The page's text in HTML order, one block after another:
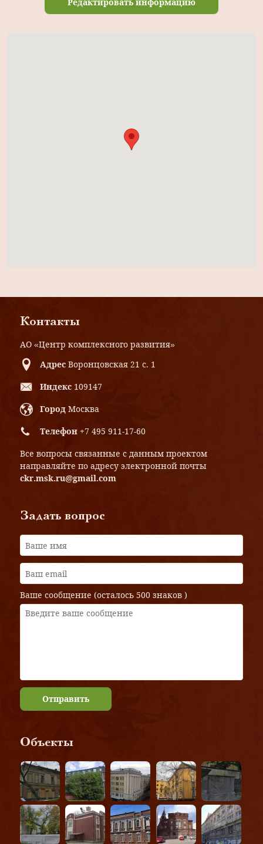
Контакты
АО «Центр комплексного развития»
Адрес Воронцовская 21 с. 1
Индекс 109147
Город Москва
Телефон +7 495 911-17-60
Все вопросы связанные с данным проектом
направляйте по адресу электронной почты
ckr.msk.ru@gmail.com
Задать вопрос
Ваше сообщение (осталось 500 знаков )
Отправить
Объекты